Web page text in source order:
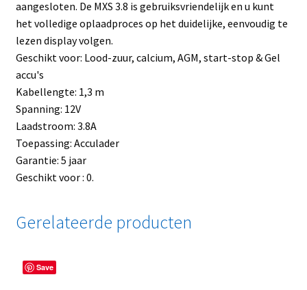
aangesloten. De MXS 3.8 is gebruiksvriendelijk en u kunt
het volledige oplaadproces op het duidelijke, eenvoudig te
lezen display volgen.
Geschikt voor: Lood-zuur, calcium, AGM, start-stop & Gel
accu's
Kabellengte: 1,3 m
Spanning: 12V
Laadstroom: 3.8A
Toepassing: Acculader
Garantie: 5 jaar
Geschikt voor : 0.
Gerelateerde producten
Save